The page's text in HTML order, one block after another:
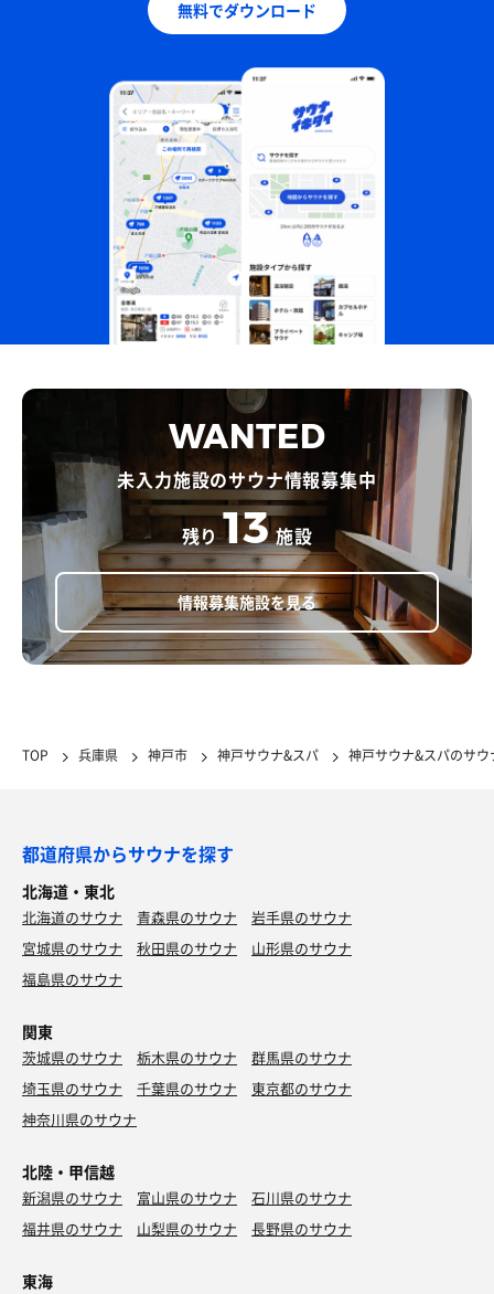
無料でダウンロード
WANTED
未入力施設のサウナ情報募集中
残り 13 施設
情報募集施設を見る
TOP 兵庫県 神戸市 神戸サウナ&スパ 神戸サウナ&スパのサウ
都道府県からサウナを探す
北海道・東北
北海道のサウナ 青森県のサウナ
岩手県のサウナ
宮城県のサウナ
秋田県のサウナ
山形県のサウナ
福島県のサウナ
関東
茨城県のサウナ 栃木県のサウナ
群馬県のサウナ
埼玉県のサウナ
千葉県のサウナ
東京都のサウナ
神奈川県のサウナ
北陸・甲信越
新潟県のサウナ 富山県のサウナ
石川県のサウナ
福井県のサウナ
山梨県のサウナ 長野県のサウナ
東海